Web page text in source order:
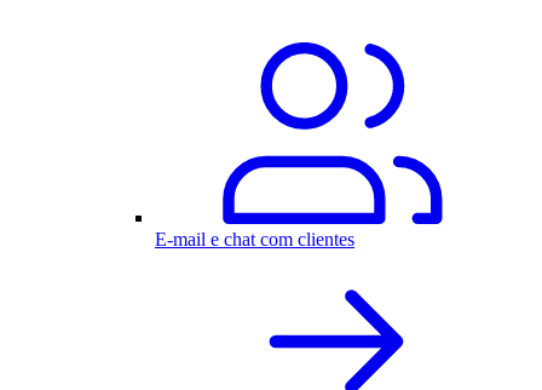
E-mail e chat com clientes